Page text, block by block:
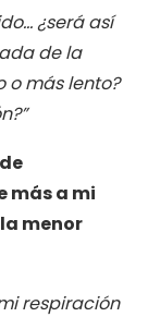
¿será así
de la
o más lento?
más a mi
menor
respiración